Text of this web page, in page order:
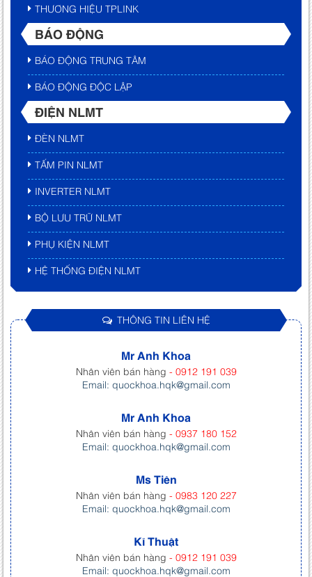
THƯƠNG HIỆU TPLINK
BÁO ĐỘNG
BÁO ĐỘNG TRUNG TÂM
BÁO ĐỘNG ĐỘC LẬP
ĐIỆN NLMT
ĐÈN NLMT
TẤM PIN NLMT
INVERTER NLMT
BỘ LƯU TRỮ NLMT
PHỤ KIỆN NLMT
HỆ THỐNG ĐIỆN NLMT
THÔNG TIN LIÊN HỆ
Mr Anh Khoa
Nhân viên bán hàng - 0912 191 039
Email: quockhoa.hqk@gmail.com
Mr Anh Khoa
Nhân viên bán hàng - 0937 180 152
Email: quockhoa.hqk@gmail.com
Ms Tiên
Nhân viên bán hàng - 0983 120 227
Email: quockhoa.hqk@gmail.com
Kĩ Thuật
Nhân viên bán hàng - 0912 191 039
Email: quockhoa.hqk@gmail.com